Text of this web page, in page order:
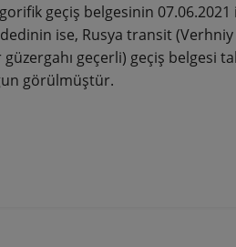
geçiş belgesinin 07.06.2021
ise, Rusya transit
geçerli) geçiş belgesi
görülmüştür.